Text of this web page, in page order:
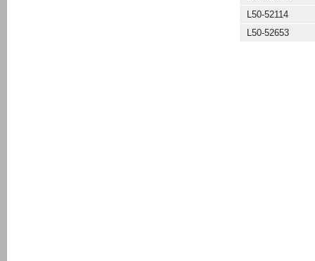
L50-52114
L50-52653